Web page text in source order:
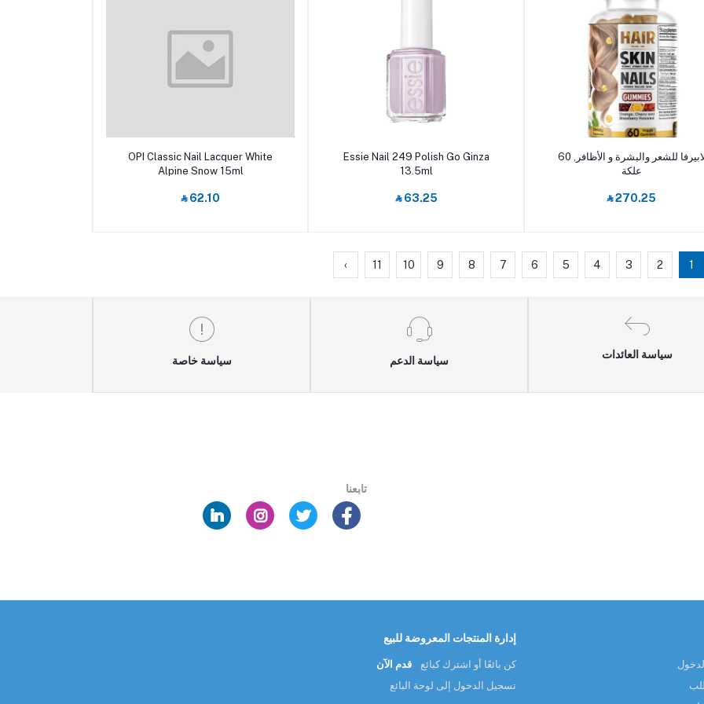
أضف إلى السلة
لابيرفا للشعر والبشرة و الأظافر, 60
علكة
‎⃁ 270.25
أضف إلى السلة
Essie Nail 249 Polish Go Ginza
13.5ml
‎⃁ 63.25
أضف إلى السلة
OPI Classic Nail Lacquer White
Alpine Snow 15ml
‎⃁ 62.10
1
2
3
4
5
6
7
8
9
10
11
›
سياسة العائدات
سياسة الدعم سياسة خاصة
تابعنا
إدارة المنتجات المعروضة للبيع
كن بائعًا أو اشترك كبائع
قدم الآن
تسجيل الدخول إلى لوحة البائع